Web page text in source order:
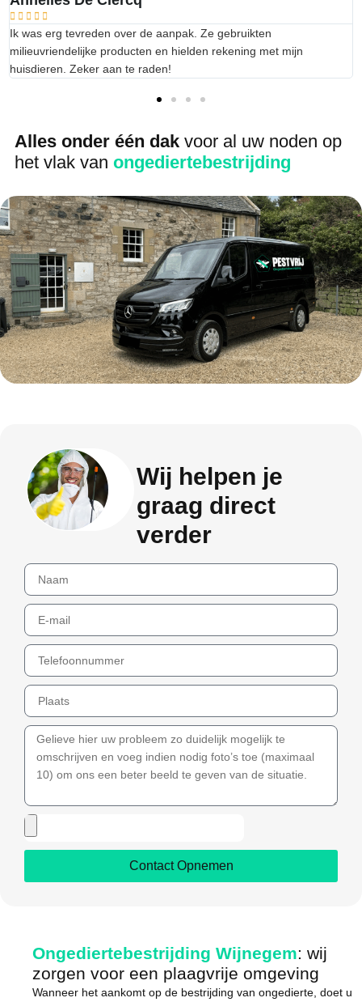
    
Ik was erg tevreden over de aanpak. Ze gebruikten
milieuvriendelijke producten en hielden rekening met mijn
huisdieren. Zeker aan te raden!
Alles onder één dak voor al uw noden op
het vlak van ongediertebestrijding
Wij helpen je
graag direct
verder
Contact Opnemen
Ongediertebestrijding Wijnegem: wij
zorgen voor een plaagvrije omgeving
Wanneer het aankomt op de bestrijding van ongedierte, doet u